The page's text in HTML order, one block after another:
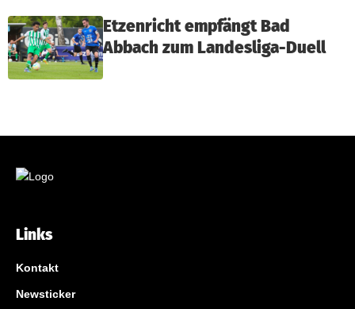
Etzenricht empfängt Bad
Abbach zum Landesliga-Duell
Links
Kontakt
Newsticker